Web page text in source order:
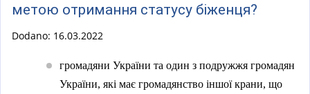
x
r
n
s
t
e
метою отримання статусу біженця?
Dodano: 16.03.2022
громадяни України та один з подружжя громадян
України, які має громадянство іншої крани, що